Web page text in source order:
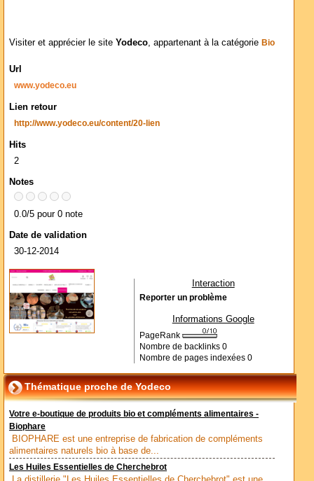
Visiter et apprécier le site Yodeco, appartenant à la catégorie Bio
Url
www.yodeco.eu
Lien retour
http://www.yodeco.eu/content/20-lien
Hits
2
Notes
0.0/5 pour 0 note
Date de validation
30-12-2014
Interaction
Reporter un problème
Informations Google
PageRank
Nombre de backlinks 0
Nombre de pages indexées 0
Thématique proche de Yodeco
Votre e-boutique de produits bio et compléments alimentaires -
Biophare
BIOPHARE est une entreprise de fabrication de compléments
alimentaires naturels bio à base de...
Les Huiles Essentielles de Cherchebrot